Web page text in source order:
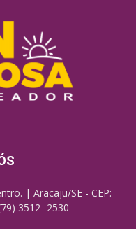
| Aracaju/SE - CEP:
3512- 2530